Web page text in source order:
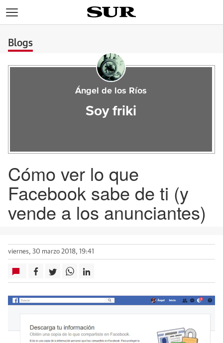
Blogs
Ángel de los Ríos
Soy friki
Cómo ver lo que
Facebook sabe de ti (y
vende a los anunciantes)
viernes, 30 marzo 2018, 19:41